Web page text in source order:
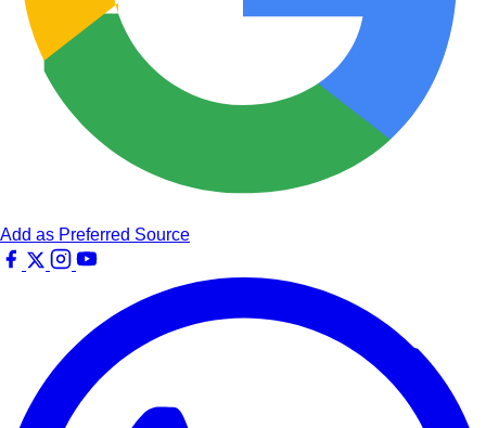
Add as Preferred Source